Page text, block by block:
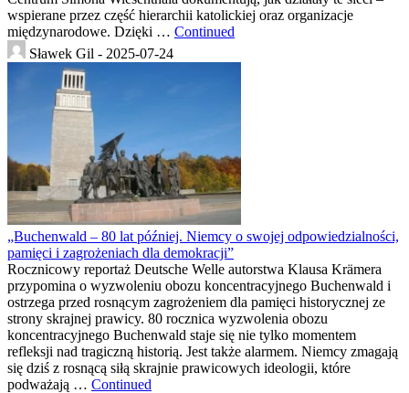
wspierane przez część hierarchii katolickiej oraz organizacje
międzynarodowe. Dzięki … Continued
Sławek Gil - 2025-07-24
„Buchenwald – 80 lat później. Niemcy o swojej odpowiedzialności,
pamięci i zagrożeniach dla demokracji”
Rocznicowy reportaż Deutsche Welle autorstwa Klausa Krämera
przypomina o wyzwoleniu obozu koncentracyjnego Buchenwald i
ostrzega przed rosnącym zagrożeniem dla pamięci historycznej ze
strony skrajnej prawicy. 80 rocznica wyzwolenia obozu
koncentracyjnego Buchenwald staje się nie tylko momentem
refleksji nad tragiczną historią. Jest także alarmem. Niemcy zmagają
się dziś z rosnącą siłą skrajnie prawicowych ideologii, które
podważają … Continued